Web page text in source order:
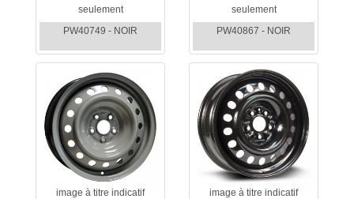
seulement
PW40749 - NOIR
seulement
PW40867 - NOIR
image à titre indicatif
image à titre indicatif